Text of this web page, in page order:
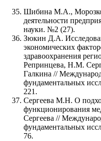
Шибина М.А.,
деятельности
науки. №2 (27).
Зюкин Д.А.
экономических
здравоохранения
Репринцева, Н.М.
Галкина //
фундаментальных
221.
Сергеева М.Н. О
функционирования
Сергеева //
фундаментальных
76.